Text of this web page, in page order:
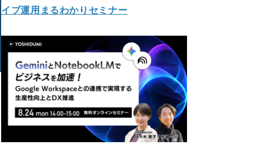
イブ運用まるわかりセミナー